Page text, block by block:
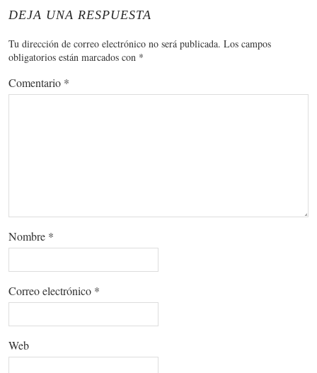
DEJA UNA RESPUESTA
Tu dirección de correo electrónico no será publicada. Los campos
obligatorios están marcados con *
Comentario *
Nombre *
Correo electrónico *
Web